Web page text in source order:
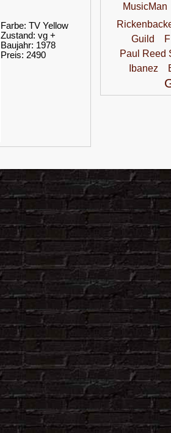
Farbe: TV Yellow
Zustand: vg +
Baujahr: 1978
Preis: 2490
MusicMan
Guild
Paul Reed
Ibanez